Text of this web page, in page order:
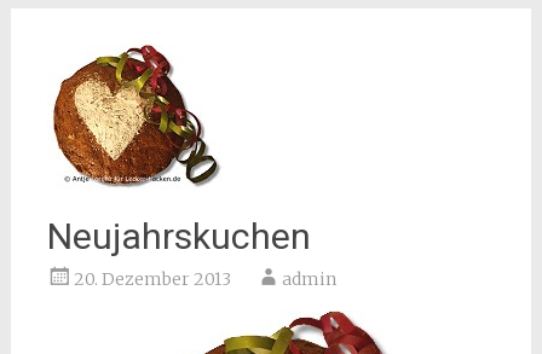
Neujahrskuchen
20. Dezember 2013 admin